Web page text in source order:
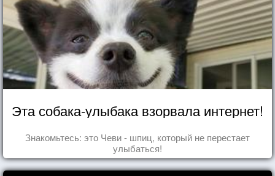
Эта собака-улыбака взорвала интернет!
Знакомьтесь: это Чеви - шпиц, который не перестает
улыбаться!